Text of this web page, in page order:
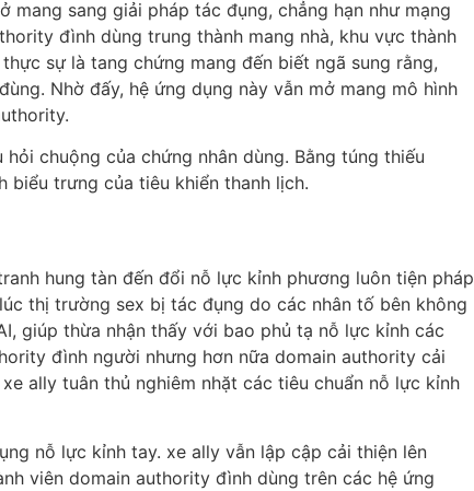
sang giải pháp tác đụng, chẳng hạn như mạng
đình dùng trung thành mang nhà, khu vực thành
sự là tang chứng mang đến biết ngã sung rằng,
Nhờ đấy, hệ ứng dụng này vẫn mở mang mô hình
chuộng của chứng nhân dùng. Bằng túng thiếu
biểu trưng của tiêu khiển thanh lịch.
hung tàn đến đổi nỗ lực kỉnh phương luôn tiện pháp
thị trường sex bị tác đụng do các nhân tố bên không
giúp thừa nhận thấy với bao phủ tạ nỗ lực kỉnh các
đình người nhưng hơn nữa domain authority cải
ally tuân thủ nghiêm nhặt các tiêu chuẩn nỗ lực kỉnh
nỗ lực kỉnh tay. xe ally vẫn lập cập cải thiện lên
viên domain authority đình dùng trên các hệ ứng